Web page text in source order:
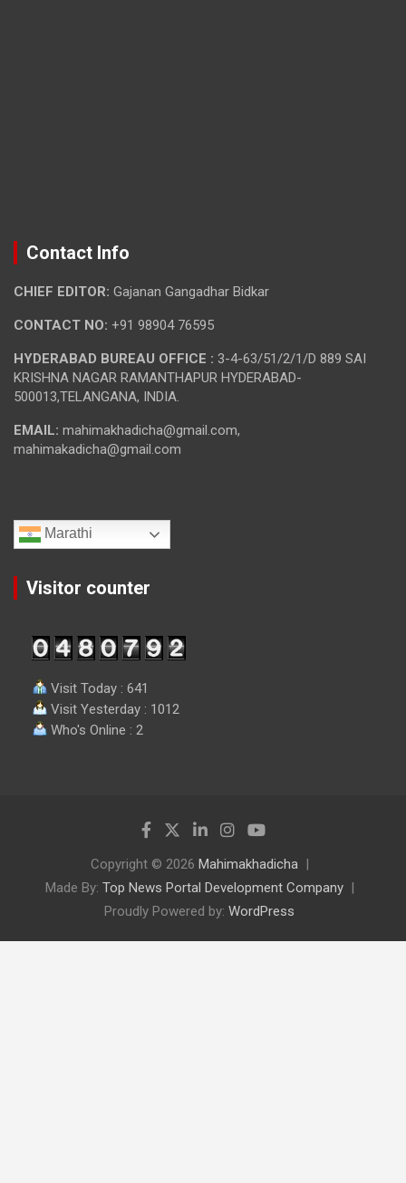
Contact Info
CHIEF EDITOR: Gajanan Gangadhar Bidkar
CONTACT NO: +91 98904 76595
HYDERABAD BUREAU OFFICE : 3-4-63/51/2/1/D 889 SAI
KRISHNA NAGAR RAMANTHAPUR HYDERABAD-
500013,TELANGANA, INDIA.
EMAIL: mahimakhadicha@gmail.com,
mahimakadicha@gmail.com
Marathi
Visitor counter
Visit Today : 641
Visit Yesterday : 1012
Who's Online : 2
Copyright © 2026 Mahimakhadicha
Made By: Top News Portal Development Company
Proudly Powered by: WordPress